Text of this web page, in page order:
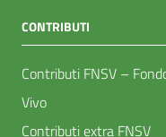
CONTRIBUTI
Contributi FNSV –
Vivo
Contributi extra FNSV